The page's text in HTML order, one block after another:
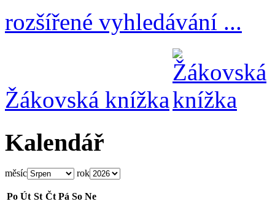
rozšířené vyhledávání ...
Žákovská knížka
Kalendář
měsíc rok
Po Út St Čt Pá So Ne